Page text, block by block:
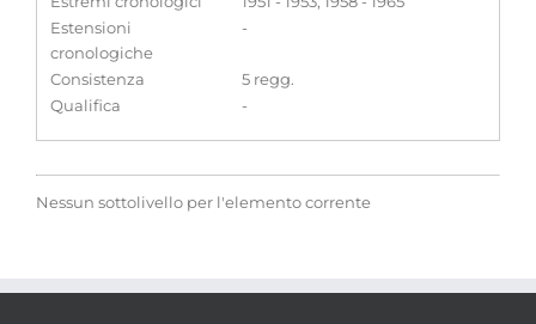
Estensioni
cronologiche
-
Consistenza
5 regg.
Qualifica
-
Nessun sottolivello per l'elemento corrente